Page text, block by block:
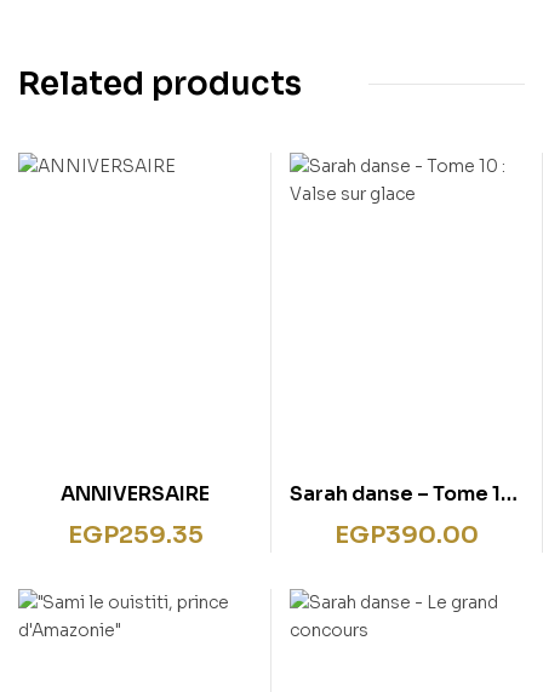
Related products
ANNIVERSAIRE
EGP259.35
Sarah danse – Tome 10 :
Valse sur glace
EGP390.00